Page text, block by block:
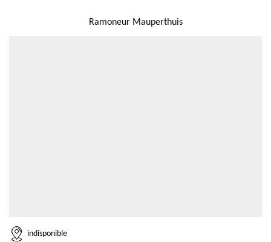
Ramoneur Mauperthuis
indisponible